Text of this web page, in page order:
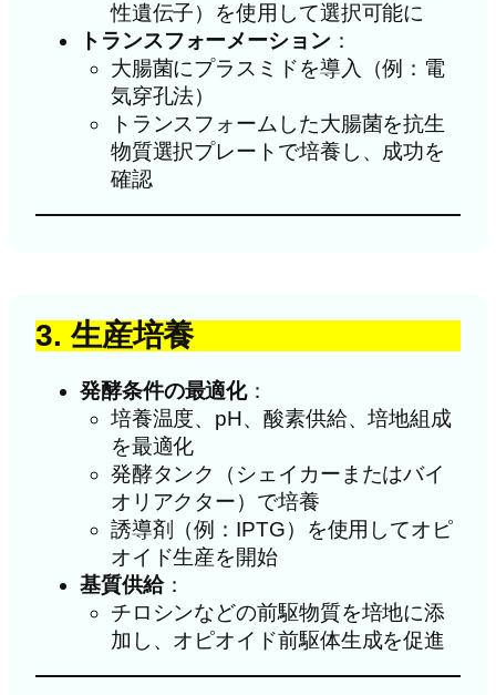
性遺伝子）を使用して選択可能に
トランスフォーメーション ：
大腸菌にプラスミドを導入（例：電
気穿孔法）
トランスフォームした大腸菌を抗生
物質選択プレートで培養し、成功を
確認
3. 生産培養
発酵条件の最適化：
培養温度、pH、酸素供給、培地組成
を最適化
発酵タンク（シェイカーまたはバイ
オリアクター）で培養
誘導剤（例：IPTG）を使用してオピ
オイド生産を開始
基質供給：
チロシンなどの前駆物質を培地に添
加し、オピオイド前駆体生成を促進